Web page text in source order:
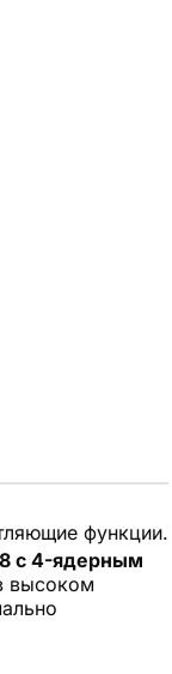
функции.
с 4-ядерным
высоком